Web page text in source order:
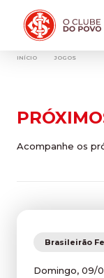
INÍCIO JOGOS
Acompanhe os
Brasileirão
Domingo, 09/